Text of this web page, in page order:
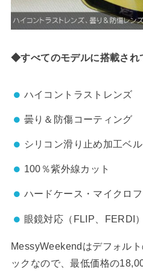
◆すべてのモデルに搭載され
ハイコントラストレンズ
曇り＆防傷コーティング
シリコン滑り止め加工ベル
100％紫外線カット
ハードケース・マイクロ
眼鏡対応（FLIP、FERDI）
MessyWeekendはデフォル
ックなので、最低価格の